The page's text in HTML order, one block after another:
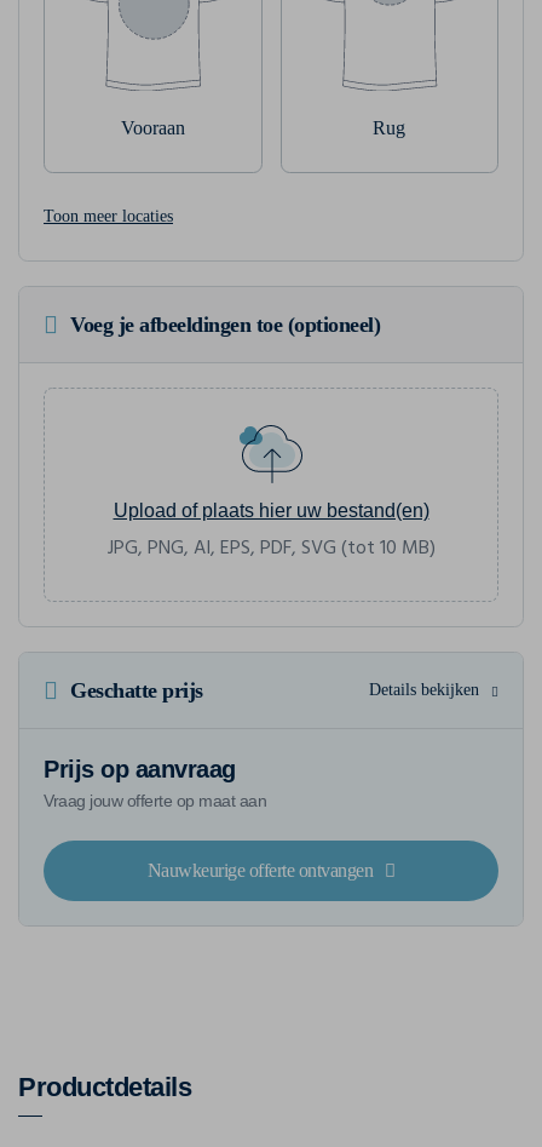
Vooraan Rug
Toon meer locaties
Voeg je afbeeldingen toe (optioneel)
Upload of plaats hier uw bestand(en)
JPG, PNG, AI, EPS, PDF, SVG (tot 10 MB)
Geschatte prijs Details bekijken
Prijs op aanvraag
Vraag jouw offerte op maat aan
Nauwkeurige offerte ontvangen
Productdetails